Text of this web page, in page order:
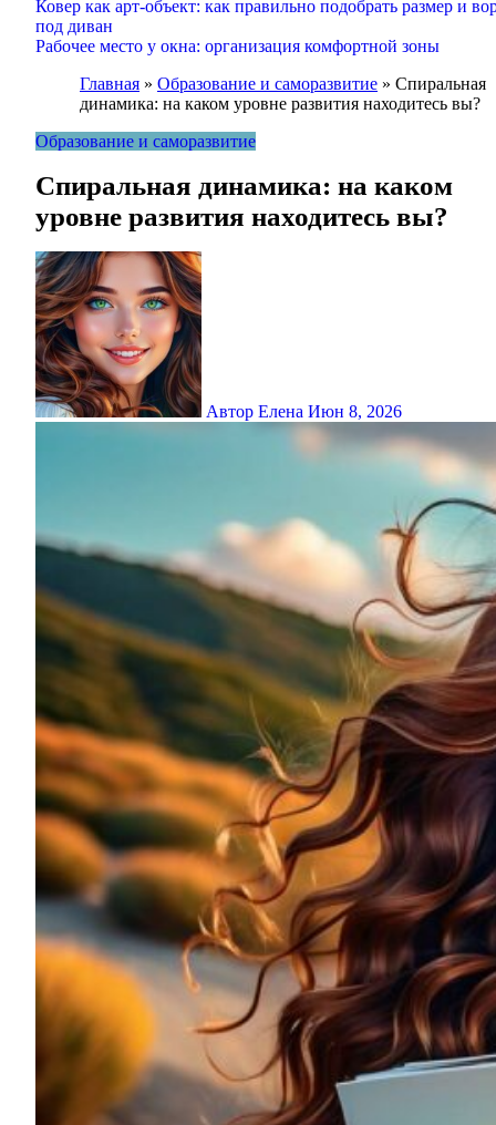
Ковер как арт-объект: как правильно подобрать размер и
под диван
Рабочее место у окна: организация комфортной зоны
Главная » Образование и саморазвитие » Спиральная
динамика: на каком уровне развития находитесь вы?
Образование и саморазвитие
Спиральная динамика: на каком
уровне развития находитесь вы?
Автор Елена Июн 8, 2026